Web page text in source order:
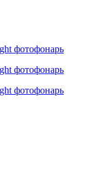
фотофонарь
фотофонарь
фотофонарь